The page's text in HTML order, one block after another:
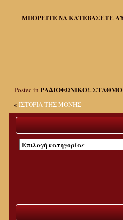
ΜΠΟΡΕΙΤΕ ΝΑ ΚΑΤΕΒΑΣΕΤΕ
Posted in ΡΑΔΙΟΦΩΝΙΚΟΣ
«ΙΣΤΟΡΙΑ ΤΗΣ ΜΟΝΗΣ
Κατηγορίες